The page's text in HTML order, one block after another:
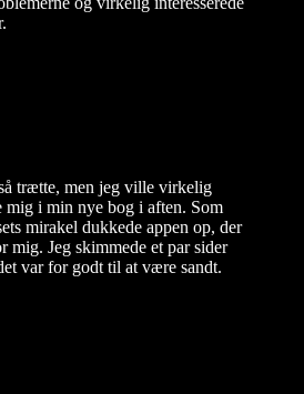
trætte, men jeg ville virkelig
mig i min nye bog i aften. Som
mirakel dukkede appen op, der
mig. Jeg skimmede et par sider
var for godt til at være sandt.